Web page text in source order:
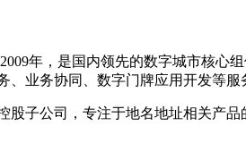
年，是国内领先的数字城市核心
、业务协同、数字门牌应用开发等
子公司，专注于地名地址相关产品